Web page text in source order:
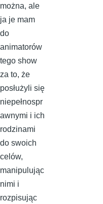
można, ale
ja je mam
do
animatorów
tego show
za to, że
posłużyli się
niepełnospr
awnymi i ich
rodzinami
do swoich
celów,
manipulując
nimi i
rozpisując